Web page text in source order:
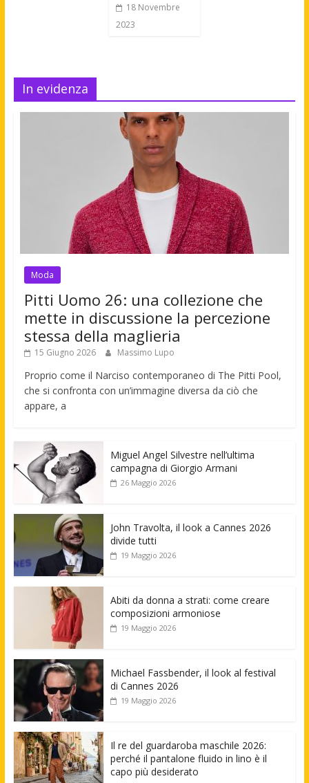
18 Novembre
2023
In evidenza
Moda
Pitti Uomo 26: una collezione che
mette in discussione la percezione
stessa della maglieria
15 Giugno 2026 Massimo Lupo
Proprio come il Narciso contemporaneo di The Pitti Pool,
che si confronta con un’immagine diversa da ciò che
appare, a
Miguel Angel Silvestre nell’ultima
campagna di Giorgio Armani
26 Maggio 2026
John Travolta, il look a Cannes 2026
divide tutti
19 Maggio 2026
Abiti da donna a strati: come creare
composizioni armoniose
19 Maggio 2026
Michael Fassbender, il look al festival
di Cannes 2026
19 Maggio 2026
Il re del guardaroba maschile 2026:
perché il pantalone fluido in lino è il
capo più desiderato